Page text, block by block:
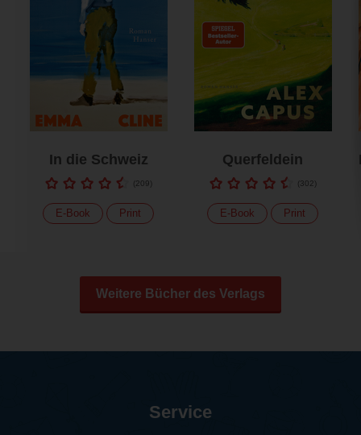
In die Schweiz
(209)
E-Book Print
Querfeldein
(302)
E-Book Print
Weitere Bücher des Verlags
Service